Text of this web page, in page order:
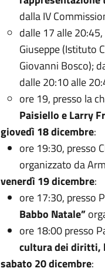
dalla IV
dalle 17 alle 20:45,
Giuseppe (Istituto
Giovanni Bosco);
dalle 20:10 alle
ore 19, presso la
Paisiello e Larry
giovedì 18 dicembre:
ore 19:30, presso
organizzato da
venerdì 19 dicembre:
ore 17:30, presso
Babbo Natale”
ore 18:00 presso
cultura dei diritti,
sabato 20 dicembre: